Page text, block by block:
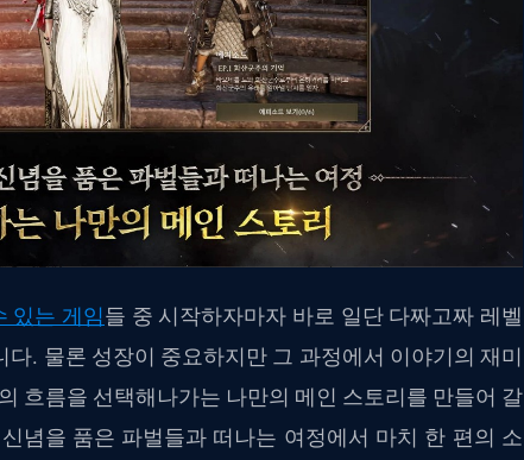
있는 게임들 중 시작하자마자 바로 일단 다짜고짜 레벨
. 물론 성장이 중요하지만 그 과정에서 이야기의 재미
흐름을 선택해나가는 나만의 메인 스토리를 만들어 갈
념을 품은 파벌들과 떠나는 여정에서 마치 한 편의 소